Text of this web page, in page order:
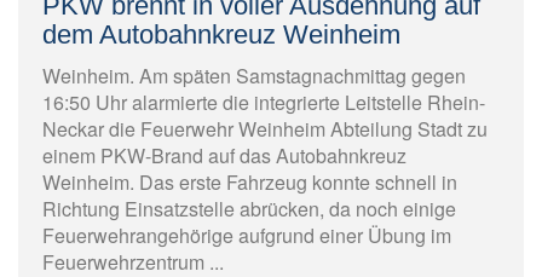
dem Autobahnkreuz Weinheim
Weinheim. Am späten Samstagnachmittag gegen
16:50 Uhr alarmierte die integrierte Leitstelle Rhein-
Neckar die Feuerwehr Weinheim Abteilung Stadt zu
einem PKW-Brand auf das Autobahnkreuz
Weinheim. Das erste Fahrzeug konnte schnell in
Richtung Einsatzstelle abrücken, da noch einige
Feuerwehrangehörige aufgrund einer Übung im
Feuerwehrzentrum ...